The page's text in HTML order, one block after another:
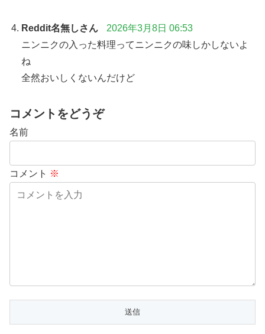
Reddit名無しさん
2026年3月8日 06:53
ニンニクの入った料理ってニンニクの味しかしないよ
ね
全然おいしくないんだけど
コメントをどうぞ
名前
コメント ※